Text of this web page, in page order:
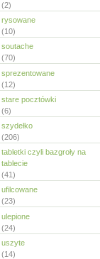
(2)
rysowane
(10)
soutache
(70)
sprezentowane
(12)
stare pocztówki
(6)
szydełko
(206)
tabletki czyli bazgroły na
tablecie
(41)
ufilcowane
(23)
ulepione
(24)
uszyte
(14)